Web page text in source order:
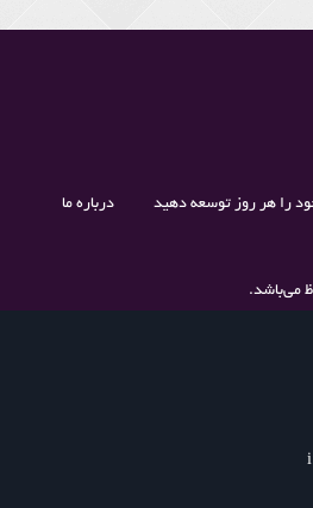
را هر روز توسعه دهید درباره ما
می‌باشد.